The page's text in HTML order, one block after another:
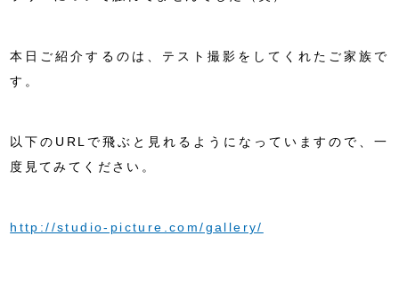
本日ご紹介するのは、テスト撮影をしてくれたご家族で
す。
以下のURLで飛ぶと見れるようになっていますので、一
度見てみてください。
http://studio-picture.com/gallery/